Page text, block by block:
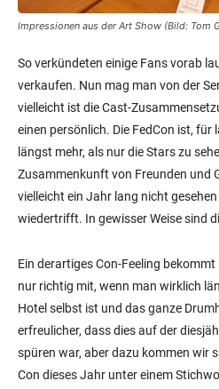
Impressionen aus der Art Show (Bild: Tom
So verkündeten einige Fans vorab
verkaufen. Nun mag man von der
vielleicht ist die Cast-
einen persönlich. Die FedCon ist, für
längst mehr, als nur die Stars zu
Zusammenkunft von Freunden und
vielleicht ein Jahr lang nicht
wiedertrifft. In gewisser Weise sind
Ein derartiges Con-Feeling
nur richtig mit, wenn man wirklich
Hotel selbst ist und das ganze
erfreulicher, dass dies auf der
spüren war, aber dazu kommen wir
Con dieses Jahr unter einem